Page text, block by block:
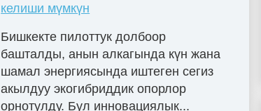
келиши мүмкүн
Бишкекте пилоттук долбоор
башталды, анын алкагында күн жана
шамал энергиясында иштеген сегиз
акылдуу экогибриддик опорлор
орнотулду. Бул инновациялык...